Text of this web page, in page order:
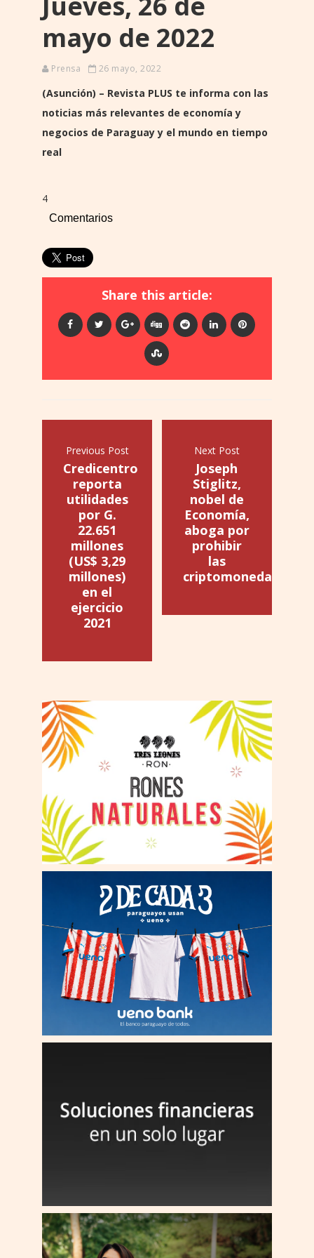
mayo de 2022
Prensa 26 mayo, 2022
(Asunción) – Revista PLUS te informa con las
noticias más relevantes de economía y
negocios de Paraguay y el mundo en tiempo
real
4
Comentarios
Share this article:
Previous Post
Credicentro
reporta
utilidades
por G.
22.651
millones
(US$ 3,29
millones)
en el
ejercicio
2021
Next Post
Joseph
Stiglitz,
nobel de
Economía,
aboga por
prohibir
las
criptomonedas